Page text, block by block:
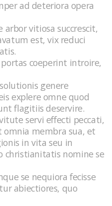
ad deteriora opera
vitiosa succrescit,
est, vix reduci
coeperint introire,
genere
explere omne quod
flagitiis deservire.
servi effecti peccati,
membra sua, et
in vita seu in
christianitatis nomine se
se nequiora fecisse
abiectiores, quo